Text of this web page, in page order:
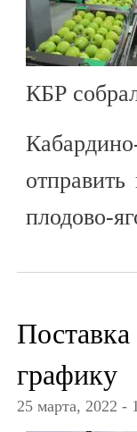
КБР
плодово-
графику
25 марта, 2022 -